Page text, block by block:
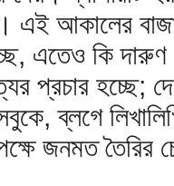
এই আকালের
এতেও কি
প্রচার হচ্ছে;
ব্লগে
জনমত তৈরির